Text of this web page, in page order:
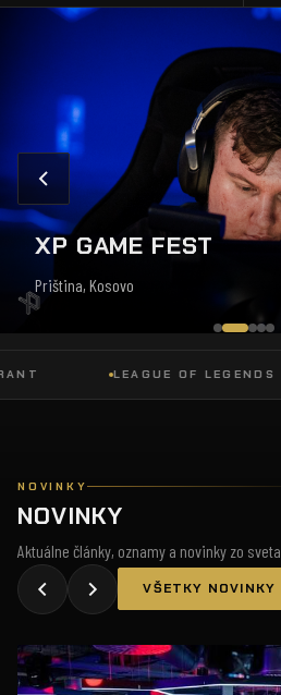
XP GAME FEST
Priština, Kosovo
LEAGUE OF LEGENDS
NOVINKY
NOVINKY
Aktuálne články, oznamy a novinky zo sveta
VŠETKY NOVINKY